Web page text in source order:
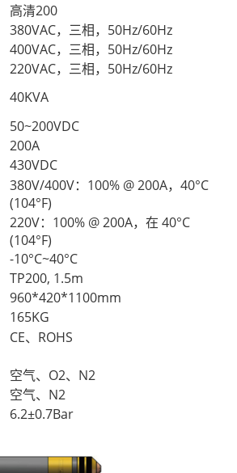
高清200
380VAC，三相，50Hz/60Hz
400VAC，三相，50Hz/60Hz
220VAC，三相，50Hz/60Hz
40KVA
50~200VDC
200A
430VDC
380V/400V：100% @ 200A，40°C
(104°F)
220V：100% @ 200A，在 40°C
(104°F)
-10°C~40°C
TP200, 1.5m
960*420*1100mm
165KG
CE、ROHS
空气、O2、N2
空气、N2
6.2±0.7Bar